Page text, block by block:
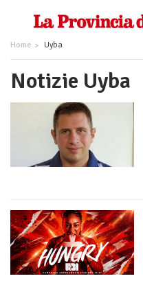
Home Uyba
Notizie Uyba